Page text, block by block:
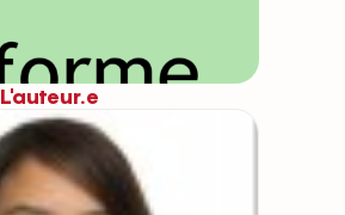
L'auteur.e